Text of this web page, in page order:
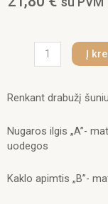
produkto
PALTUKAS
JUODAS
45cm.
Į
Renkant drabužį
Nugaros ilgis „A”-
uodegos
Kaklo apimtis „B”-